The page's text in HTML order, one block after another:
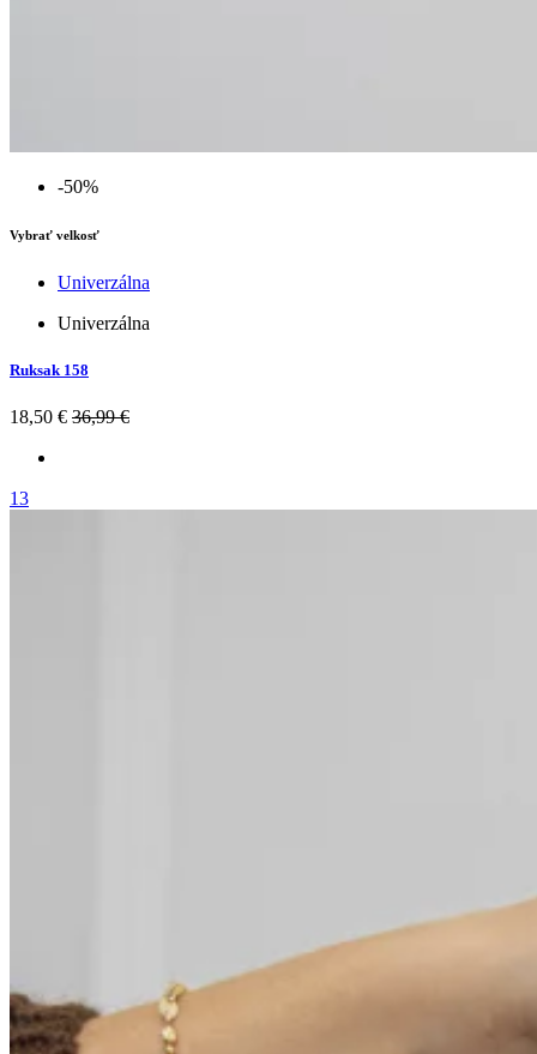
-50%
Vybrať velkosť
Univerzálna
Univerzálna
Ruksak 158
18,50 € 36,99 €
13